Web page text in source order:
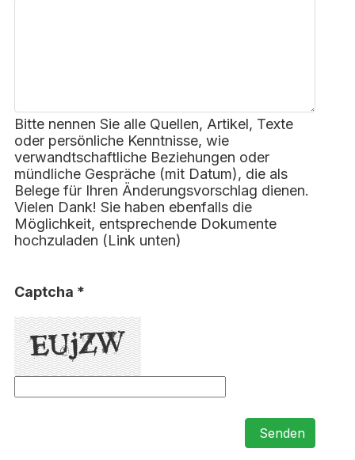
Bitte nennen Sie alle Quellen, Artikel, Texte
oder persönliche Kenntnisse, wie
verwandtschaftliche Beziehungen oder
mündliche Gespräche (mit Datum), die als
Belege für Ihren Änderungsvorschlag dienen.
Vielen Dank! Sie haben ebenfalls die
Möglichkeit, entsprechende Dokumente
hochzuladen (Link unten)
Captcha *
Senden